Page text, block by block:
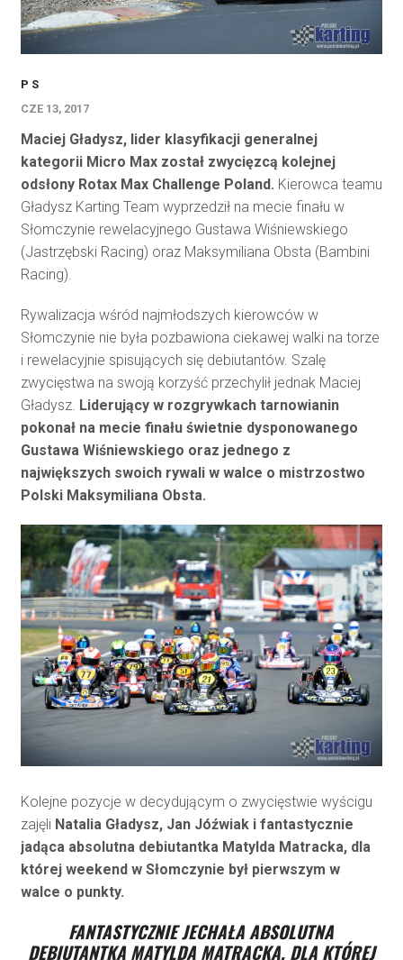
P S
CZE 13, 2017
Maciej Gładysz, lider klasyfikacji generalnej
kategorii Micro Max został zwycięzcą kolejnej
odsłony Rotax Max Challenge Poland. Kierowca teamu
Gładysz Karting Team wyprzedził na mecie finału w
Słomczynie rewelacyjnego Gustawa Wiśniewskiego
(Jastrzębski Racing) oraz Maksymiliana Obsta (Bambini
Racing).
Rywalizacja wśród najmłodszych kierowców w
Słomczynie nie była pozbawiona ciekawej walki na torze
i rewelacyjnie spisujących się debiutantów. Szalę
zwycięstwa na swoją korzyść przechylił jednak Maciej
Gładysz. Liderujący w rozgrywkach tarnowianin
pokonał na mecie finału świetnie dysponowanego
Gustawa Wiśniewskiego oraz jednego z
największych swoich rywali w walce o mistrzostwo
Polski Maksymiliana Obsta.
Kolejne pozycje w decydującym o zwycięstwie wyścigu
zajęli Natalia Gładysz, Jan Jóźwiak i fantastycznie
jadąca absolutna debiutantka Matylda Matracka, dla
której weekend w Słomczynie był pierwszym w
walce o punkty.
FANTASTYCZNIE JECHAŁA ABSOLUTNA
DEBIUTANTKA MATYLDA MATRACKA, DLA KTÓREJ